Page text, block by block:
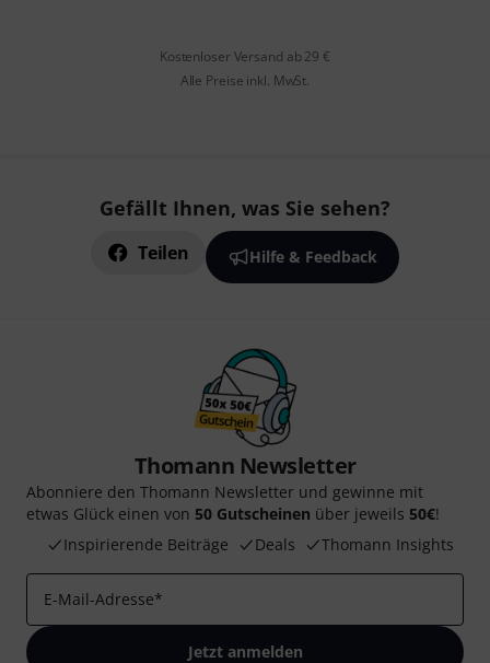
Kostenloser Versand ab 29 €
Alle Preise inkl. MwSt.
Gefällt Ihnen, was Sie sehen?
Teilen Hilfe & Feedback
Thomann Newsletter
Abonniere den Thomann Newsletter und gewinne mit
etwas Glück einen von 50 Gutscheinen über jeweils 50€!
Inspirierende Beiträge
Deals Thomann Insights
E-Mail-Adresse*
Jetzt anmelden